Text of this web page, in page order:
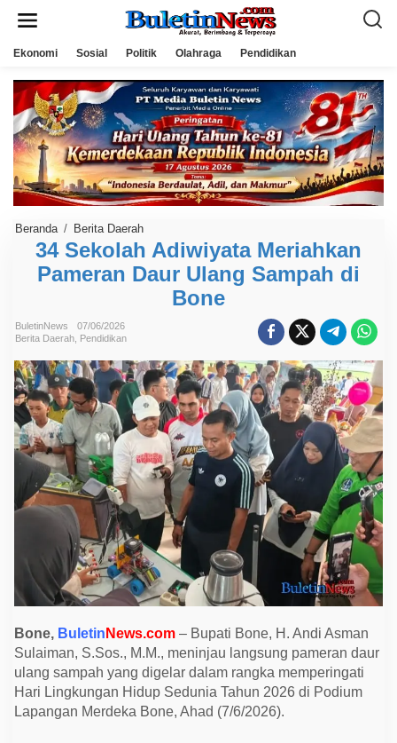
Ekonomi Sosial Politik Olahraga Pendidikan
Beranda / Berita Daerah
S
e
k
d
i
w
i
y
a
t
a
M
e
r
a
k
a
n
P
a
e
r
a
n
D
a
u
r
34 Sekolah Adiwiyata Meriahkan
Pameran Daur Ulang Sampah di
Bone
BuletinNews
07/06/2026
Berita Daerah Pendidikan
Bone, Buletin News.com – Bupati Bone, H. Andi Asman
Sulaiman, S.Sos., M.M., meninjau langsung pameran daur
ulang sampah yang digelar dalam rangka memperingati
Hari Lingkungan Hidup Sedunia Tahun 2026 di Podium
Lapangan Merdeka Bone, Ahad (7/6/2026).